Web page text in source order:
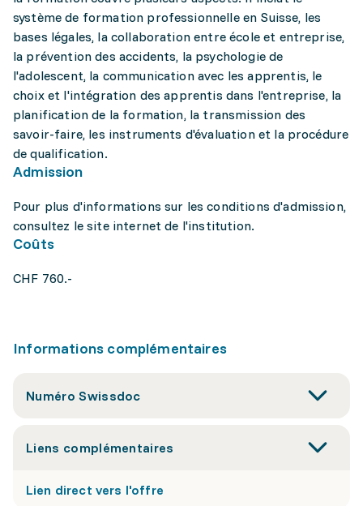
système de formation professionnelle en Suisse, les
bases légales, la collaboration entre école et entreprise,
la prévention des accidents, la psychologie de
l'adolescent, la communication avec les apprentis, le
choix et l'intégration des apprentis dans l'entreprise, la
planification de la formation, la transmission des
savoir-faire, les instruments d'évaluation et la procédure
de qualification.
Admission
Pour plus d'informations sur les conditions d'admission,
consultez le site internet de l'institution.
Coûts
CHF 760.-
Informations complémentaires
Numéro Swissdoc
Liens complémentaires
Lien direct vers l'offre